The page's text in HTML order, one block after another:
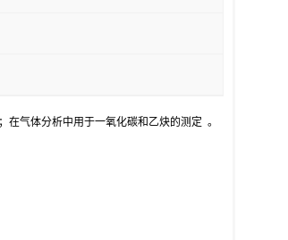
在气体分析中用于一氧化碳和乙炔的测定 。